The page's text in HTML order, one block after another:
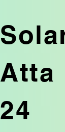
Atta
24